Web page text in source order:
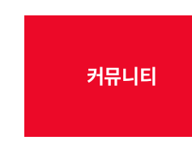
커뮤니티